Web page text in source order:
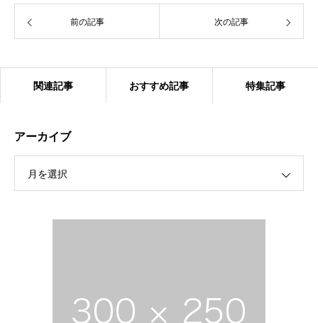
前の記事 次の記事
関連記事 おすすめ記事 特集記事
アーカイブ
月を選択